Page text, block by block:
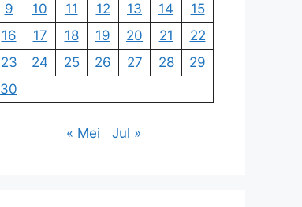
9
10 11 12 13 14
15
16
17 18 19 20 21
22
23
24 25 26 27 28
29
30
« Mei Jul »